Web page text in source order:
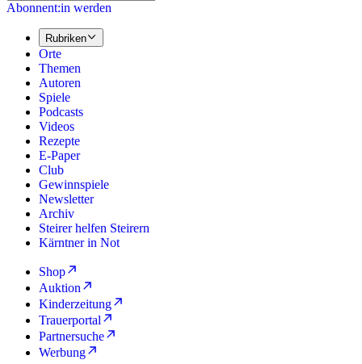
Abonnent:in werden
Rubriken
Orte
Themen
Autoren
Spiele
Podcasts
Videos
Rezepte
E-Paper
Club
Gewinnspiele
Newsletter
Archiv
Steirer helfen Steirern
Kärntner in Not
Shop
Auktion
Kinderzeitung
Trauerportal
Partnersuche
Werbung